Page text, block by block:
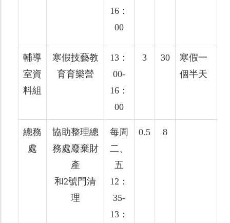
16：
00
輔導
室資
料組
寒假技藝教
育育樂營
13：
00-
16：
00
3 30
寒假一
個半天
總務
處
協助整理總
務處廢棄財
產
和2號門清
理
每周
二、
五
12：
35-
13：
0.5 8